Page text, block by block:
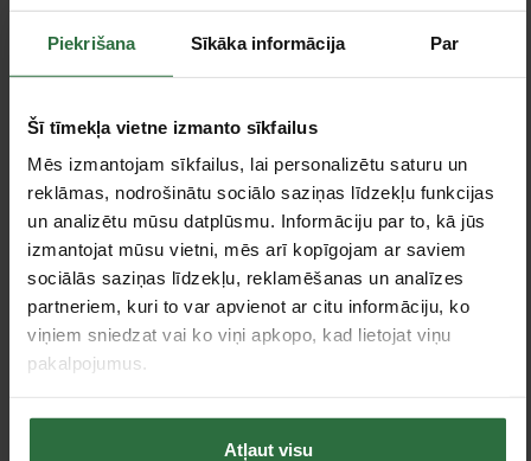
Piekrišana Sīkāka informācija Par
Šī tīmekļa vietne izmanto sīkfailus
Mēs izmantojam sīkfailus, lai personalizētu saturu un
reklāmas, nodrošinātu sociālo saziņas līdzekļu funkcijas
un analizētu mūsu datplūsmu. Informāciju par to, kā jūs
izmantojat mūsu vietni, mēs arī kopīgojam ar saviem
sociālās saziņas līdzekļu, reklamēšanas un analīzes
partneriem, kuri to var apvienot ar citu informāciju, ko
viņiem sniedzat vai ko viņi apkopo, kad lietojat viņu
pakalpojumus.
Atļaut visu
Spiešanas gredzenu
komplekts
ROTHENBERGER
SV15, 18, 22, 28mm
603,79 €
Ir noliktavā
Spiešanas gredzenu
komplekts
ROTHENBERGER M15,
22, 28, 35mm
609,84 €
Ir noliktavā